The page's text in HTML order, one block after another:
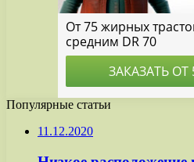
Популярные статьи
11.12.2020